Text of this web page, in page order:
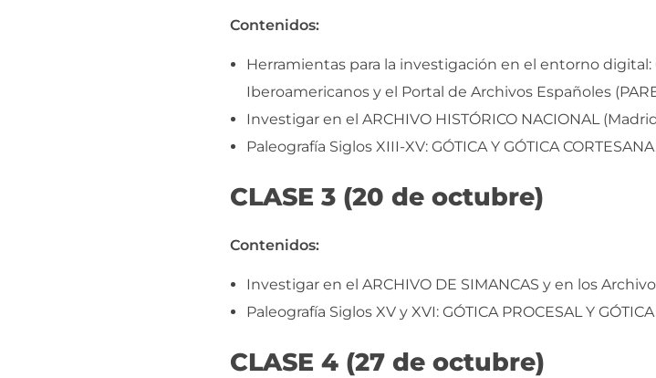
Contenidos:
Herramientas para la investigación en el entorno digital:
Iberoamericanos y el Portal de Archivos Españoles
Investigar en el ARCHIVO HISTÓRICO NACIONAL
Paleografía Siglos XIII-XV: GÓTICA Y GÓTICA
CLASE 3 (20 de octubre)
Contenidos:
Investigar en el ARCHIVO DE SIMANCAS y en los
Paleografía Siglos XV y XVI: GÓTICA PROCESAL Y
CLASE 4 (27 de octubre)